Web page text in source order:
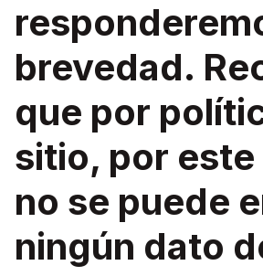
brevedad.
que por
sitio, por
no se puede
ningún dato